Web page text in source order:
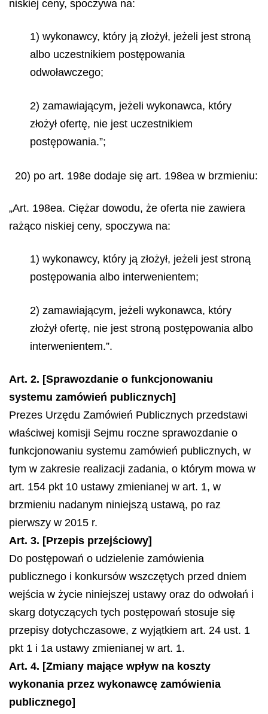
niskiej ceny, spoczywa na:
1) wykonawcy, który ją złożył, jeżeli jest stroną
albo uczestnikiem postępowania
odwoławczego;
2) zamawiającym, jeżeli wykonawca, który
złożył ofertę, nie jest uczestnikiem
postępowania.”;
20) po art. 198e dodaje się art. 198ea w brzmieniu:
„Art. 198ea. Ciężar dowodu, że oferta nie zawiera
rażąco niskiej ceny, spoczywa na:
1) wykonawcy, który ją złożył, jeżeli jest stroną
postępowania albo interwenientem;
2) zamawiającym, jeżeli wykonawca, który
złożył ofertę, nie jest stroną postępowania albo
interwenientem.”.
Art. 2. [Sprawozdanie o funkcjonowaniu
systemu zamówień publicznych]
Prezes Urzędu Zamówień Publicznych przedstawi
właściwej komisji Sejmu roczne sprawozdanie o
funkcjonowaniu systemu zamówień publicznych, w
tym w zakresie realizacji zadania, o którym mowa w
art. 154 pkt 10 ustawy zmienianej w art. 1, w
brzmieniu nadanym niniejszą ustawą, po raz
pierwszy w 2015 r.
Art. 3. [Przepis przejściowy]
Do postępowań o udzielenie zamówienia
publicznego i konkursów wszczętych przed dniem
wejścia w życie niniejszej ustawy oraz do odwołań i
skarg dotyczących tych postępowań stosuje się
przepisy dotychczasowe, z wyjątkiem art. 24 ust. 1
pkt 1 i 1a ustawy zmienianej w art. 1.
Art. 4. [Zmiany mające wpływ na koszty
wykonania przez wykonawcę zamówienia
publicznego]